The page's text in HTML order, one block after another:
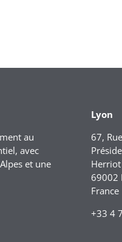
au
avec
et une
Lyon
67,
Herriot
69002
France
+33 4